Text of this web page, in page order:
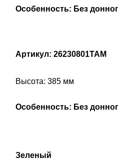
Особенность: Без
Артикул: 26230801TAM
Высота: 385 мм
Особенность: Без
Зеленый